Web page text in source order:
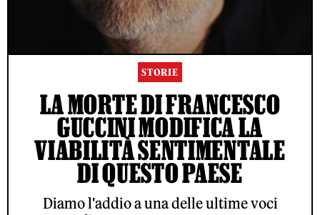
STORIE
LA MORTE DI FRANCESCO
GUCCINI MODIFICA LA
VIABILITÀ SENTIMENTALE
DI QUESTO PAESE
Diamo l'addio a una delle ultime voci